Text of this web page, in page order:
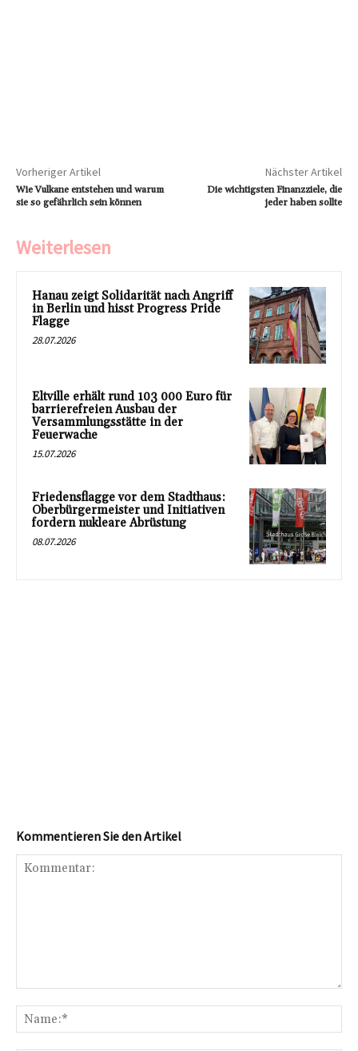
Vorheriger Artikel
Wie Vulkane entstehen und warum
sie so gefährlich sein können
Nächster Artikel
Die wichtigsten Finanzziele, die
jeder haben sollte
Weiterlesen
Hanau zeigt Solidarität nach Angriff
in Berlin und hisst Progress Pride
Flagge
28.07.2026
Eltville erhält rund 103 000 Euro für
barrierefreien Ausbau der
Versammlungsstätte in der
Feuerwache
15.07.2026
Friedensflagge vor dem Stadthaus:
Oberbürgermeister und Initiativen
fordern nukleare Abrüstung
08.07.2026
Kommentieren Sie den Artikel